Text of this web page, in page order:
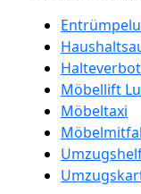
Möbellift
Möbeltaxi